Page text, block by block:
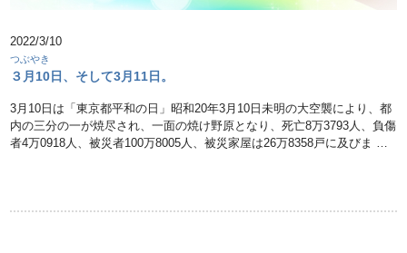
2022/3/10
つぶやき
３月10日、そして3月11日。
3月10日は「東京都平和の日」昭和20年3月10日未明の大空襲により、都
内の三分の一が焼尽され、一面の焼け野原となり、死亡8万3793人、負傷
者4万0918人、被災者100万8005人、被災家屋は26万8358戸に及びま …